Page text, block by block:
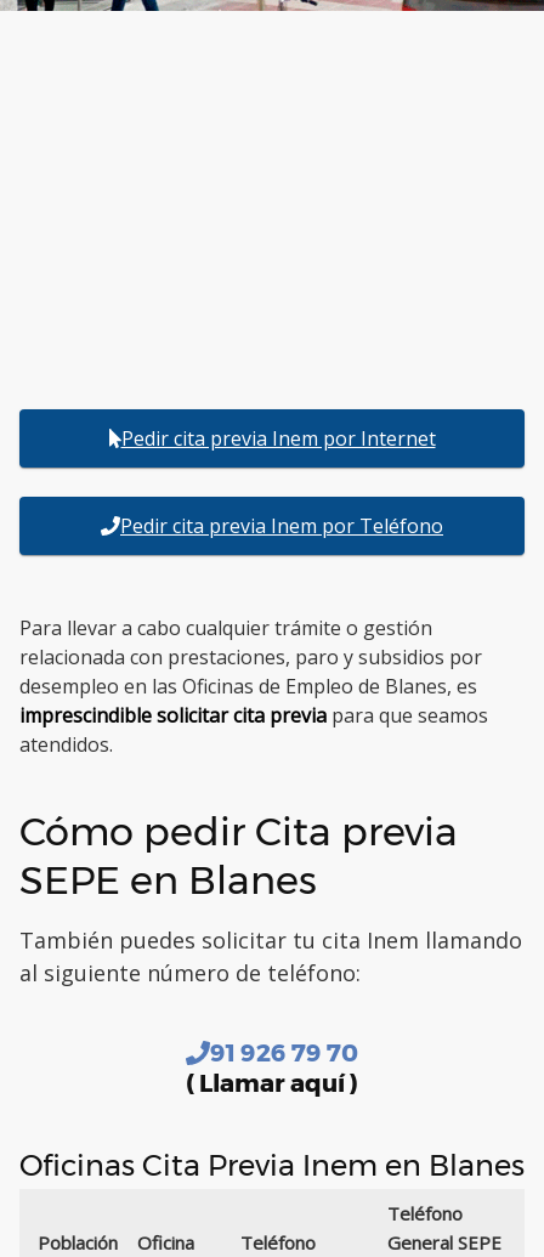
Pedir cita previa Inem por Internet
Pedir cita previa Inem por Teléfono
Para llevar a cabo cualquier trámite o gestión
relacionada con prestaciones, paro y subsidios por
desempleo en las Oficinas de Empleo de Blanes, es
imprescindible solicitar cita previa para que seamos
atendidos.
Cómo pedir Cita previa
SEPE en Blanes
También puedes solicitar tu cita Inem llamando
al siguiente número de teléfono:
91 926 79 70
( Llamar aquí )
Oficinas Cita Previa Inem en Blanes
Población Oficina Teléfono
Teléfono
General SEPE